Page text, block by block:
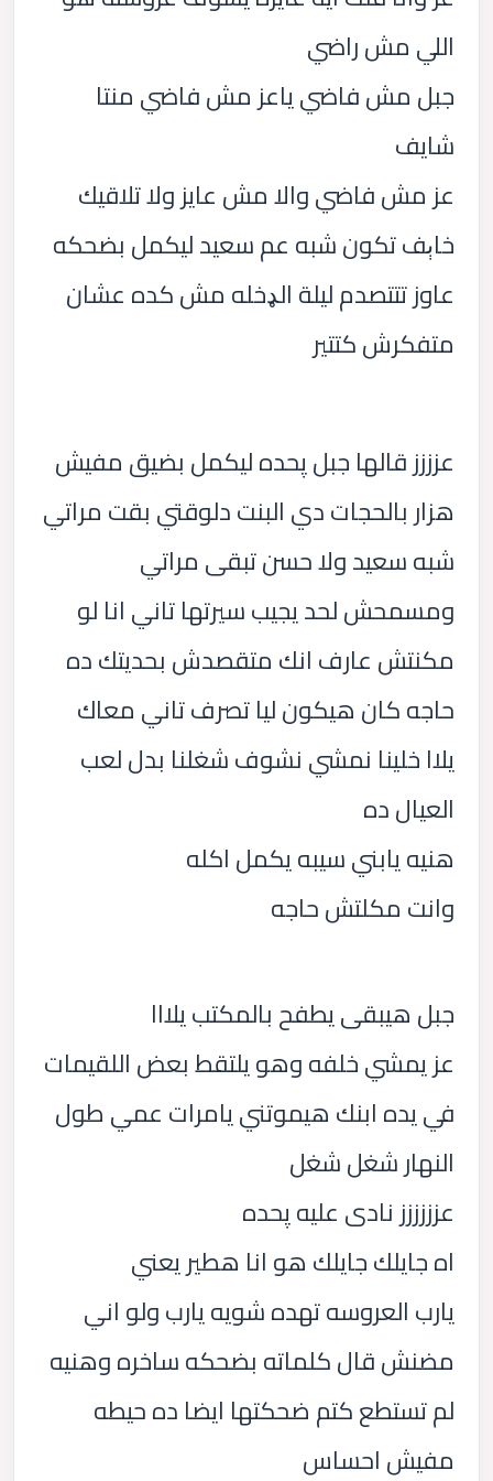
اللي مش راضي
جبل مش فاضي ياعز مش فاضي منتا
شايف
عز مش فاضي والا مش عايز ولا تلاقيك
خاېف تكون شبه عم سعيد ليكمل بضحكه
عاوز تتتصدم ليلة الډخله مش كده عشان
متفكرش كتتير
عزززز قالها جبل پحده ليكمل بضيق مفيش
هزار بالحجات دي البنت دلوقتي بقت مراتي
شبه سعيد ولا حسن تبقى مراتي
ومسمحش لحد يجيب سيرتها تاني انا لو
مكنتش عارف انك متقصدش بحديتك ده
حاجه كان هيكون ليا تصرف تاني معاك
يلاا خلينا نمشي نشوف شغلنا بدل لعب
العيال ده
هنيه يابني سيبه يكمل اكله
وانت مكلتش حاجه
جبل هيبقى يطفح بالمكتب يلااا
عز يمشي خلفه وهو يلتقط بعض اللقيمات
في يده ابنك هيموتني يامرات عمي طول
النهار شغل شغل
عزززززز نادى عليه پحده
اه جايلك جايلك هو انا هطير يعني
يارب العروسه تهده شويه يارب ولو اني
مضنش قال كلماته بضحكه ساخره وهنيه
لم تستطع كتم ضحكتها ايضا ده حيطه
مفيش احساس